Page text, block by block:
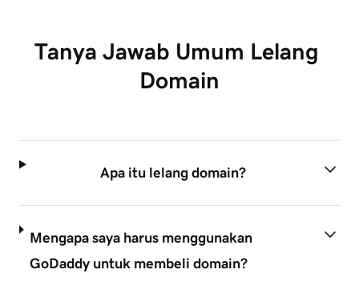
Tanya Jawab Umum Lelang
Domain
Apa itu lelang domain?
Mengapa saya harus menggunakan
GoDaddy untuk membeli domain?